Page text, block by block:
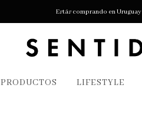
Estás comprando en Uruguay
PRODUCTOS LIFESTYLE